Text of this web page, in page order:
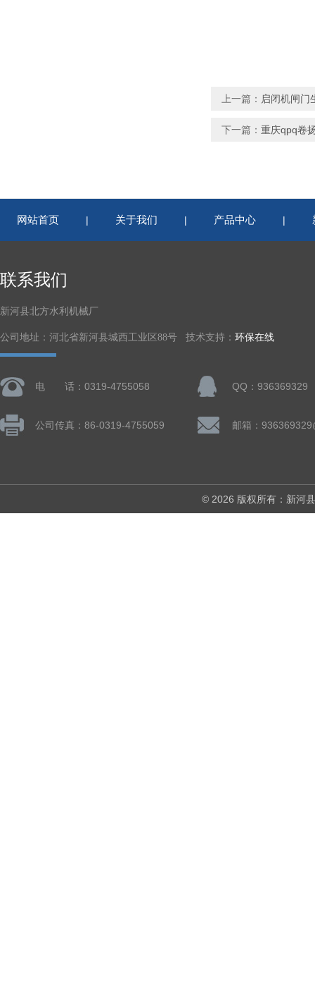
上一篇： 启闭机闸门
下一篇： 重庆qpq卷
网站首页 | 关于我们 | 产品中心 |
联系我们
新河县北方水利机械厂
公司地址：河北省新河县城西工业区88号 技术支持： 环保在线
电 话：0319-4755058 QQ：936369329
公司传真：86-0319-4755059 邮箱：
© 2026 版权所有：新河